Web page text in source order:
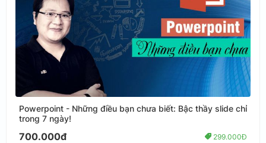
Powerpoint - Những điều bạn chưa biết: Bậc thầy slide chỉ
trong 7 ngày!
700.000đ 299.000Đ